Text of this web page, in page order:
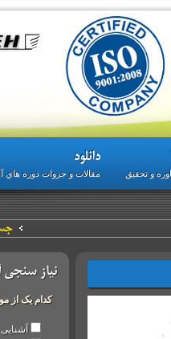
تحقیق
دانلود
مقالات و جزوات دوره هاي
نیاز سنجی
کدام یک از
آشنایی